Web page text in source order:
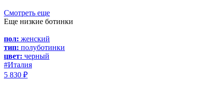
Смотреть еще
Еще низкие ботинки
пол: женский
тип: полуботинки
цвет: черный
#Италия
5 830 ₽